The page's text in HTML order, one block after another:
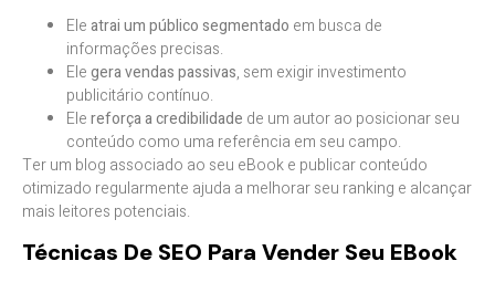
Eleatrai um público segmentado em busca de
informações precisas.
Elegera vendas passivas, sem exigir investimento
publicitário contínuo.
Elereforça a credibilidade de um autor ao posicionar seu
conteúdo como uma referência em seu campo.
Ter um blog associado ao seu eBook e publicar conteúdo
otimizado regularmente ajuda a melhorar seu ranking e alcançar
mais leitores potenciais.
Técnicas De SEO Para Vender Seu EBook